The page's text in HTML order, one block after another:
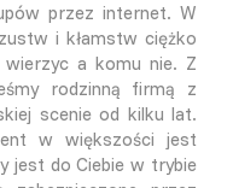
przez internet. W
i kłamstw ciężko
a komu nie. Z
rodzinną firmą z
scenie od kilku lat.
w większości jest
jest do Ciebie w trybie